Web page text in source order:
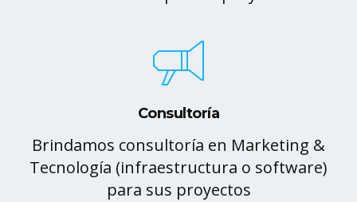
Consultoría
Brindamos consultoría en Marketing &
Tecnología (infraestructura o software)
para sus proyectos